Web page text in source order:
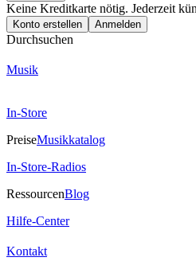
Keine Kreditkarte nötig. Jederzeit
Konto erstellen Anmelden
Durchsuchen
Musik
In-Store
PreiseMusikkatalog
In-Store-Radios
RessourcenBlog
Hilfe-Center
Kontakt